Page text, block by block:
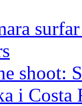
shoot:
i Costa